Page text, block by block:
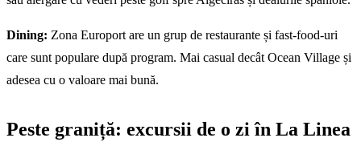
Dining: Zona Europort are un grup de restaurante și fast-food-uri
care sunt populare după program. Mai casual decât Ocean Village și
adesea cu o valoare mai bună.
Peste graniță: excursii de o zi în La Linea